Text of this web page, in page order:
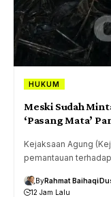
HUKUM
Meski Sudah
‘Pasang Mata’
Kejaksaan Agung
pemantauan
ByRahmat Baihaqi
12 Jam Lalu